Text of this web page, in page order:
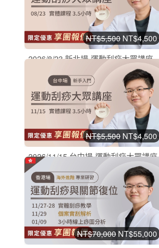
NT$5,500 NT$4,500
2026/8/23 新北場-運動刮痧大眾講座
加入購物車
購買後有效期限：2026-08-23
801
10
NT$5,500 NT$4,500
2026/11/15 台中場-運動刮痧大眾講座
刮痧實體課程 加入購物車
購買後有效期限：2026-11-15
312
2
NT$70,000 NT$55,000